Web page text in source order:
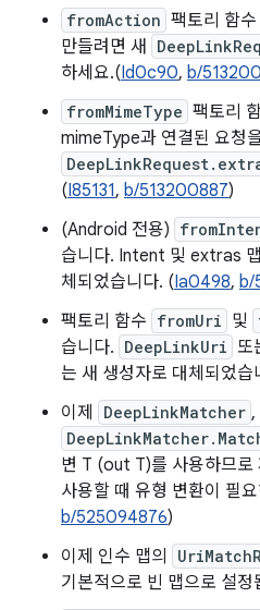
fromAction 팩토리 함
만들려면 새
하세요.(Id0c90, b/
fromMimeType 팩토리
mimeType과 연결된 요청
(I85131, b/513200887)
(Android 전용)
습니다. Intent 및 extras
체되었습니다. (Ia0498, b/
팩토리 함수 fromUri 및
습니다. DeepLinkUri 또
는 새 생성자로 대체되었습
이제
DeepLinkMatcher ,
변 T (out T)를 사용하므
사용할 때 유형 변환이 필
b/525094876)
이제 인수 맵의
기본적으로 빈 맵으로 설정